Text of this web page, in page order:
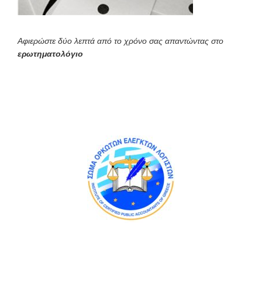
Αφιερώστε δύο λεπτά από το χρόνο σας απαντώντας στο
ερωτηματολόγιο